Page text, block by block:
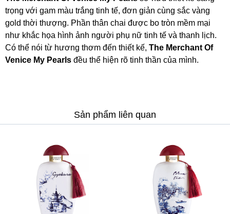
trọng với gam màu trắng tinh tế, đơn giản cùng sắc vàng
gold thời thượng. Phần thân chai được bo tròn mềm mại
như khắc họa hình ảnh người phụ nữ tinh tế và thanh lịch.
Có thể nói từ hương thơm đến thiết kế, The Merchant Of
Venice My Pearls đều thể hiện rõ tinh thần của mình.
Sản phẩm liên quan